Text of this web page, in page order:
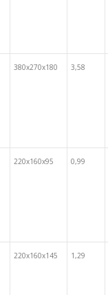
380x270x180 3,58
220x160x95 0,99
220x160x145 1,29